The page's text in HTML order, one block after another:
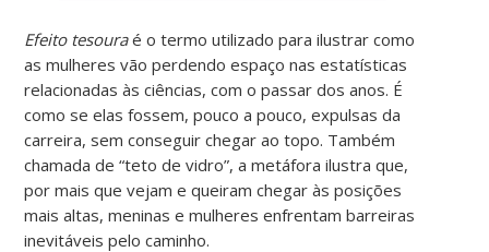
Efeito tesouraé o termo utilizado para ilustrar como
as mulheres vão perdendo espaço nas estatísticas
relacionadas às ciências, com o passar dos anos. É
como se elas fossem, pouco a pouco, expulsas da
carreira, sem conseguir chegar ao topo. Também
chamada de “teto de vidro”, a metáfora ilustra que,
por mais que vejam e queiram chegar às posições
mais altas, meninas e mulheres enfrentam barreiras
inevitáveis pelo caminho.